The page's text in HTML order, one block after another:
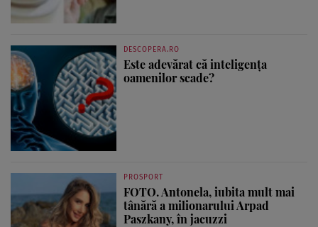
DESCOPERA.RO
Este adevărat că inteligența
oamenilor scade?
PROSPORT
FOTO. Antonela, iubita mult mai
tânără a milionarului Arpad
Paszkany, în jacuzzi